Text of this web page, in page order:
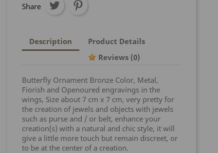
Share
Description
Product Details
Reviews (0)
Butterfly Ornament Bronze Color, Metal,
Fiorish and Openoured engravings in the
wings, Size about 7 cm x 7 cm, very pretty for
the creation of jewels and objects with jewels
such as purse and / or belt, enhance your
creation(s) with a natural and chic style, it will
give a little more touch but remain discreet, or
to be at the center of a creation.